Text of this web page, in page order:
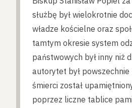
służbę był wielokrotnie
władze kościelne oraz
tamtym okresie system
państwowych był inny niż
autorytet był powszechnie
śmierci został
poprzez liczne tablice